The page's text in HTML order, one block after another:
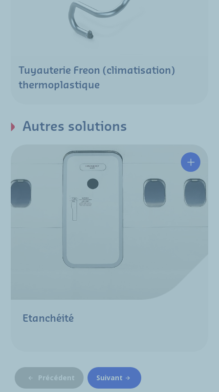
Tuyauterie Freon (climatisation)
thermoplastique
Autres solutions
Etanchéité
Précédent Suivant